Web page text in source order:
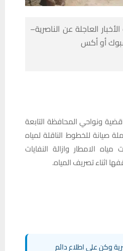
العاجلة عن الناصرية–
أو أكس
ونواحي المحافظة التابعة
صيانة للخطوط الناقلة لمياه
الامطار وازالة النفايات
اثناء تصريف المياه.
وكن على اطلاع دائم